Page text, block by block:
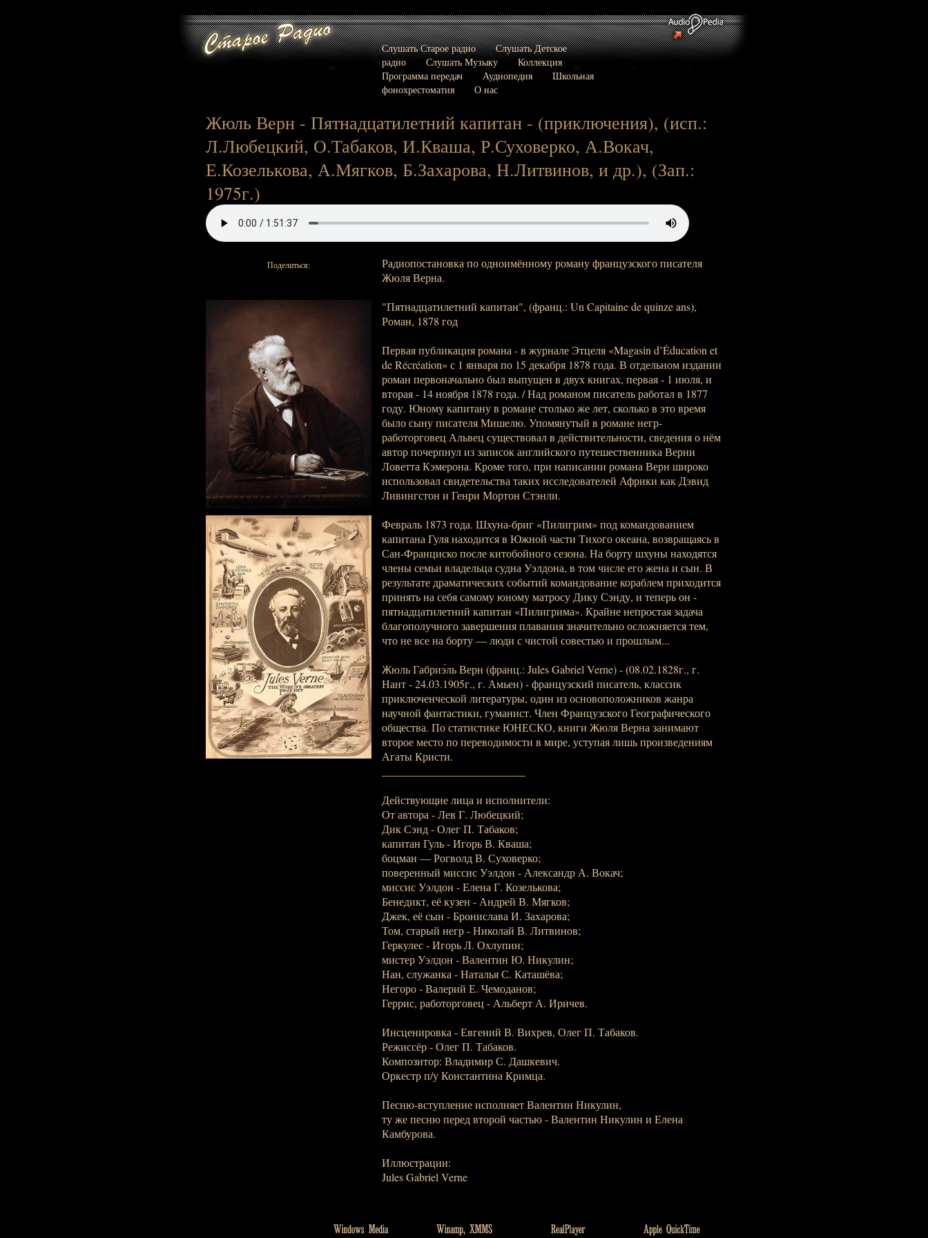
Слушать Старое радио
Слушать Детское
радио
Слушать Музыку
Коллекция
Программа передач
Аудиопедия
Школьная
фонохрестоматия
О нас
Жюль Верн - Пятнадцатилетний капитан - (приключения), (исп.:
Л.Любецкий, О.Табаков, И.Кваша, Р.Суховерко, А.Вокач,
Е.Козелькова, А.Мягков, Б.Захарова, Н.Литвинов, и др.), (Зап.:
1975г.)
Поделиться:
Радиопостановка по одноимённому роману французского писателя
Жюля Верна.
"Пятнадцатилетний капитан", (франц.: Un Capitaine de quinze ans),
Роман, 1878 год
Первая публикация романа - в журнале Этцеля «Magasin d’Éducation et
de Récréation» с 1 января по 15 декабря 1878 года. В отдельном издании
роман первоначально был выпущен в двух книгах, первая - 1 июля, и
вторая - 14 ноября 1878 года. / Над романом писатель работал в 1877
году. Юному капитану в романе столько же лет, сколько в это время
было сыну писателя Мишелю. Упомянутый в романе негр-
работорговец Альвец существовал в действительности, сведения о нём
автор почерпнул из записок английского путешественника Верни
Ловетта Кэмерона. Кроме того, при написании романа Верн широко
использовал свидетельства таких исследователей Африки как Дэвид
Ливингстон и Генри Мортон Стэнли.
Февраль 1873 года. Шхуна-бриг «Пилигрим» под командованием
капитана Гуля находится в Южной части Тихого океана, возвращаясь в
Сан-Франциско после китобойного сезона. На борту шхуны находятся
члены семьи владельца судна Уэлдона, в том числе его жена и сын. В
результате драматических событий командование кораблем приходится
принять на себя самому юному матросу Дику Сэнду, и теперь он -
пятнадцатилетний капитан «Пилигрима». Крайне непростая задача
благополучного завершения плавания значительно осложняется тем,
что не все на борту — люди с чистой совестью и прошлым...
Жюль Габриэ́ль Верн (франц.: Jules Gabriel Verne) - (08.02.1828г., г.
Нант - 24.03.1905г., г. Амьен) - французский писатель, классик
приключенческой литературы, один из основоположников жанра
научной фантастики, гуманист. Член Французского Географического
общества. По статистике ЮНЕСКО, книги Жюля Верна занимают
второе место по переводимости в мире, уступая лишь произведениям
Агаты Кристи.
Действующие лица и исполнители:
От автора - Лев Г. Любецкий;
Дик Сэнд - Олег П. Табаков;
капитан Гуль - Игорь В. Кваша;
боцман — Рогволд В. Суховерко;
поверенный миссис Уэлдон - Александр А. Вокач;
миссис Уэлдон - Елена Г. Козелькова;
Бенедикт, её кузен - Андрей В. Мягков;
Джек, её сын - Бронислава И. Захарова;
Том, старый негр - Николай В. Литвинов;
Геркулес - Игорь Л. Охлупин;
мистер Уэлдон - Валентин Ю. Никулин;
Нан, служанка - Наталья С. Каташёва;
Негоро - Валерий Е. Чемоданов;
Геррис, работорговец - Альберт А. Иричев.
Инсценировка - Евгений В. Вихрев, Олег П. Табаков.
Режиссёр - Олег П. Табаков.
Композитор: Владимир С. Дашкевич.
Оркестр п/у Константина Кримца.
Песню-вступление исполняет Валентин Никулин,
ту же песню перед второй частью - Валентин Никулин и Елена
Камбурова.
Иллюстрации:
Jules Gabriel Verne